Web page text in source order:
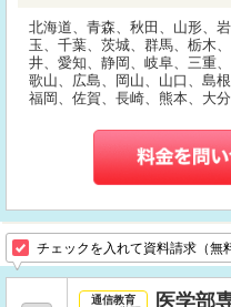
北海道、青森、秋田、山形、
玉、千葉、茨城、群馬、栃木
井、愛知、静岡、岐阜、三重
歌山、広島、岡山、山口、島
福岡、佐賀、長崎、熊本、大
チェックを入れて資料請求（無
通信教育
医学部